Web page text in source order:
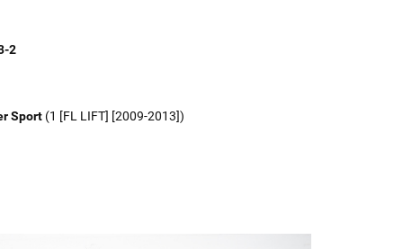
2
Sport (1 [FL LIFT] [2009-2013])